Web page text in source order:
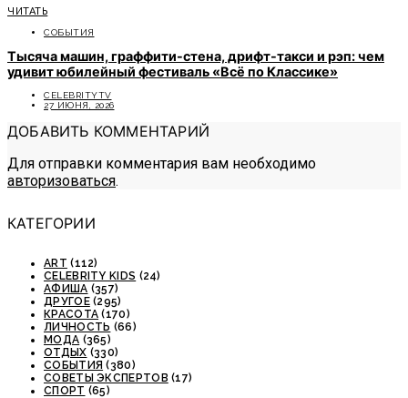
ЧИТАТЬ
СОБЫТИЯ
Тысяча машин, граффити-стена, дрифт-такси и рэп: чем
удивит юбилейный фестиваль «Всё по Классике»
CELEBRITYTV
27 ИЮНЯ, 2026
ДОБАВИТЬ КОММЕНТАРИЙ
Для отправки комментария вам необходимо
авторизоваться.
КАТЕГОРИИ
ART (112)
CELEBRITY KIDS (24)
АФИША (357)
ДРУГОЕ(295)
КРАСОТА (170)
ЛИЧНОСТЬ (66)
МОДА (365)
ОТДЫХ (330)
СОБЫТИЯ (380)
СОВЕТЫ ЭКСПЕРТОВ (17)
СПОРТ (65)